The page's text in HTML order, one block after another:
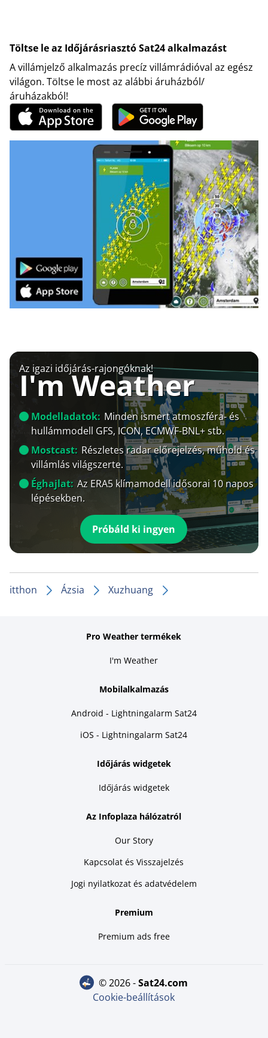
Töltse le az Időjárásriasztó Sat24 alkalmazást
A villámjelző alkalmazás precíz villámrádióval az egész
világon. Töltse le most az alábbi áruházból/
áruházakból!
Az igazi időjárás-rajongóknak!
I'm Weather
Modelladatok: Minden ismert atmoszféra- és
hullámmodell GFS, ICON, ECMWF-BNL+ stb.
Mostcast: Részletes radar előrejelzés, műhold és
villámlás világszerte.
Éghajlat: Az ERA5 klímamodell idősorai 10 napos
lépésekben.
Próbáld ki ingyen
itthon Ázsia Xuzhuang
Pro Weather termékek
I'm Weather
Mobilalkalmazás
Android - Lightningalarm Sat24
iOS - Lightningalarm Sat24
Időjárás widgetek
Időjárás widgetek
Az Infoplaza hálózatról
Our Story
Kapcsolat és Visszajelzés
Jogi nyilatkozat és adatvédelem
Premium
Premium ads free
© 2026 - sat24.com
Cookie-beállítások